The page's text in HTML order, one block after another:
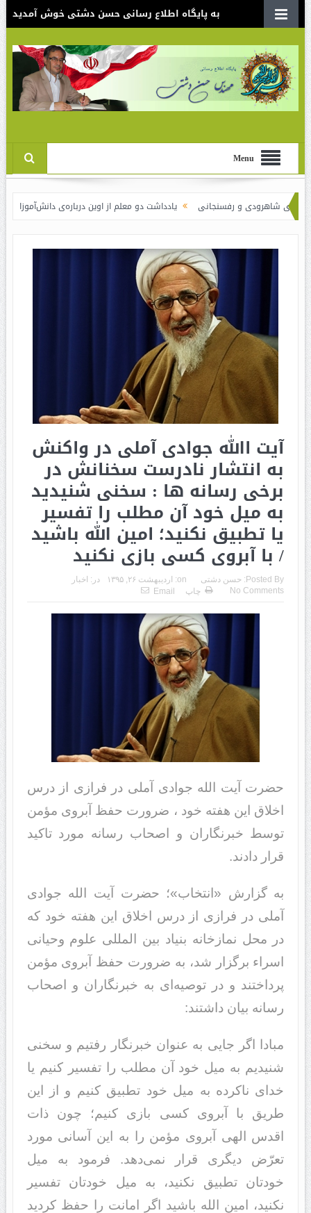
به پایگاه اطلاع رسانی حسن دشتی خوش آمدید
Menu
و رفسنجانی یادداشت دو معلم از اوین درباره‌ی دانش‌آموزانی که سوختند
آیت االله جوادی آملی در واکنش
به انتشار نادرست سخنانش در
برخی رسانه ها : سخنی شنیدید
به میل خود آن مطلب را تفسیر
یا تطبیق نکنید؛ امین الله باشید
/ با آبروی کسی بازی نکنید
Posted By: حسن دشتی on: اردیبهشت ۲۶, ۱۳۹۵ در: اخبار
No Comments
چاپ Email
حضرت آیت الله جوادی آملی در فرازی از درس
اخلاق این هفته خود ، ضرورت حفظ آبروی مؤمن
توسط خبرنگاران و اصحاب رسانه مورد تاکید
قرار دادند.
به گزارش «انتخاب»؛ حضرت آیت الله جوادی
آملی در فرازی از درس اخلاق این هفته خود که
در محل نمازخانه بنیاد بین المللی علوم وحیانی
اسراء برگزار شد، به ضرورت حفظ آبروی مؤمن
پرداختند و در توصیه‌ای به خبرنگاران و اصحاب
رسانه بیان داشتند:
مبادا اگر جایی به عنوان خبرنگار رفتیم و سخنی
شنیدیم به میل خود آن مطلب را تفسیر کنیم یا
خدای ناکرده به میل خود تطبیق کنیم و از این
طریق با آبروی کسی بازی کنیم؛ چون ذات
اقدس الهی آبروی مؤمن را به این آسانی مورد
تعرّض دیگری قرار نمی‌دهد. فرمود به میل
خودتان تطبیق نکنید، به میل خودتان تفسیر
نکنید، امین الله باشید اگر امانت را حفظ کردید